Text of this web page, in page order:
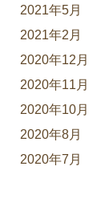
2021年5月
2021年2月
2020年12月
2020年11月
2020年10月
2020年8月
2020年7月